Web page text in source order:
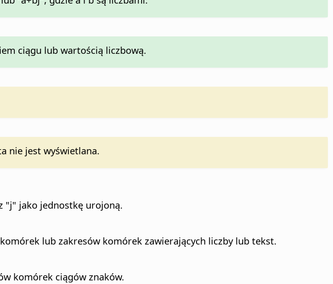
ciągu lub wartością liczbową.
nie jest wyświetlana.
"j" jako jednostkę urojoną.
lub zakresów komórek zawierających liczby lub tekst.
komórek ciągów znaków.